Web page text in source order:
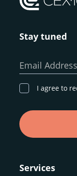
Stay tuned
Email Address
I agree to
Services